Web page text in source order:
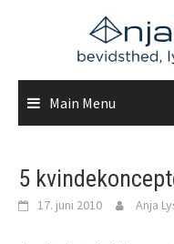
Main Menu
5
17. juni 2010 Anja